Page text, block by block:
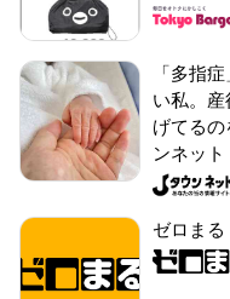
「多指
い私。
げてる
ンネット
ゼロまる